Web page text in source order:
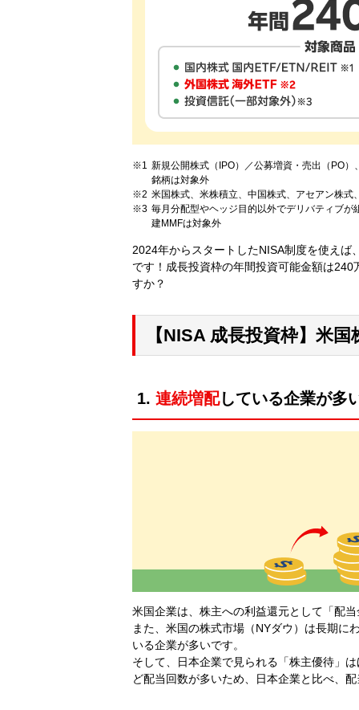
新規公開株式（IPO）／公募増資・売出（PO）
銘柄は対象外
米国株式、米株積立、中国株式、アセアン株式
毎月分配型やヘッジ目的以外でデリバティブ
建MMFは対象外
2024年からスタートしたNISA制度を使え
です！成長投資枠の年間投資可能金額は
すか？
【NISA 成長投資枠】米
1. 連続増配している企業が多
米国企業は、株主への利益還元として「配
また、米国の株式市場（NYダウ）は長期に
いる企業が多いです。
そして、日本企業で見られる「株主優待」
ど配当回数が多いため、日本企業と比べ、